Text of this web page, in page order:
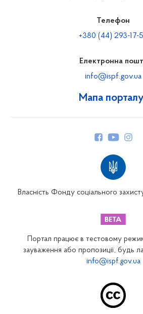
Мапа
Закарпатське відділення
Запорізьке відділення
Телефон
+380 (44) 293-17-
Електронна
info@ispf.gov.ua
Власність Фонду соціального
Портал працює в тестовому
зауваження або пропозиції, будь
info@ispf.gov.ua